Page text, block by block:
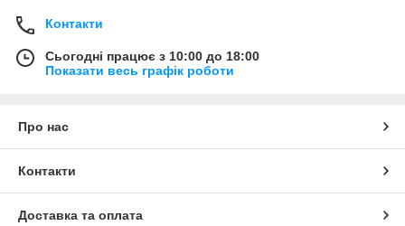
Контакти
Сьогодні працює з 10:00 до 18:00
Показати весь графік роботи
Про нас
Контакти
Доставка та оплата